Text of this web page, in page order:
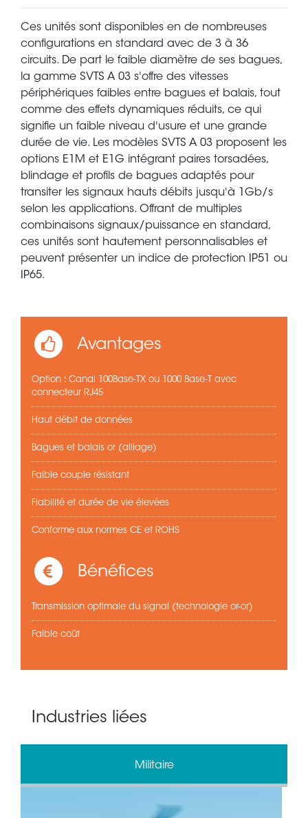
Ces unités sont disponibles en de nombreuses
configurations en standard avec de 3 à 36
circuits. De part le faible diamètre de ses bagues,
la gamme SVTS A 03 s'offre des vitesses
périphériques faibles entre bagues et balais, tout
comme des effets dynamiques réduits, ce qui
signifie un faible niveau d'usure et une grande
durée de vie. Les modèles SVTS A 03 proposent les
options E1M et E1G intégrant paires torsadées,
blindage et profils de bagues adaptés pour
transiter les signaux hauts débits jusqu'à 1Gb/s
selon les applications. Offrant de multiples
combinaisons signaux/puissance en standard,
ces unités sont hautement personnalisables et
peuvent présenter un indice de protection IP51 ou
IP65.
Avantages
Option : Canal 100Base-TX ou 1000 Base-T avec
connecteur RJ45
Haut débit de données
Bagues et balais or (alliage)
Faible couple résistant
Fiabilité et durée de vie élevées
Conforme aux normes CE et ROHS
Bénéfices
Transmission optimale du signal (technologie or-or)
Faible coût
Industries liées
Militaire